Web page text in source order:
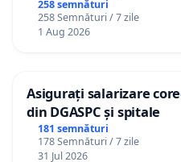
către utilizatorul TikTok
258 semnături
258 Semnături / 7 zile
1 Aug 2026
Asigurați salarizare
din DGASPC și spitale
181 semnături
178 Semnături / 7 zile
31 Jul 2026